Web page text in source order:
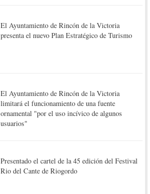
El Ayuntamiento de Rincón de la Victoria
presenta el nuevo Plan Estratégico de Turismo
El Ayuntamiento de Rincón de la Victoria
limitará el funcionamiento de una fuente
ornamental "por el uso incívico de algunos
usuarios"
Presentado el cartel de la 45 edición del Festival
Rio del Cante de Riogordo